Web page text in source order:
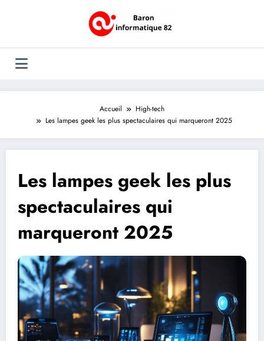
Accueil
High-tech
Les lampes geek les plus spectaculaires qui marqueront 2025
Les lampes geek les plus
spectaculaires qui
marqueront 2025